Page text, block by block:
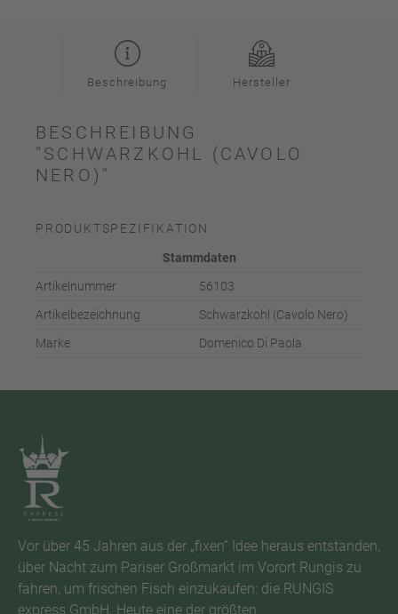
Beschreibung Hersteller
BESCHREIBUNG
"SCHWARZKOHL (CAVOLO
NERO)"
PRODUKTSPEZIFIKATION
Stammdaten
Artikelnummer
56103
Artikelbezeichnung
Schwarzkohl (Cavolo Nero)
Marke
Domenico Di Paola
Vor über 45 Jahren aus der „fixen“ Idee heraus entstanden,
über Nacht zum Pariser Großmarkt im Vorort Rungis zu
fahren, um frischen Fisch einzukaufen: die RUNGIS
express GmbH. Heute eine der größten